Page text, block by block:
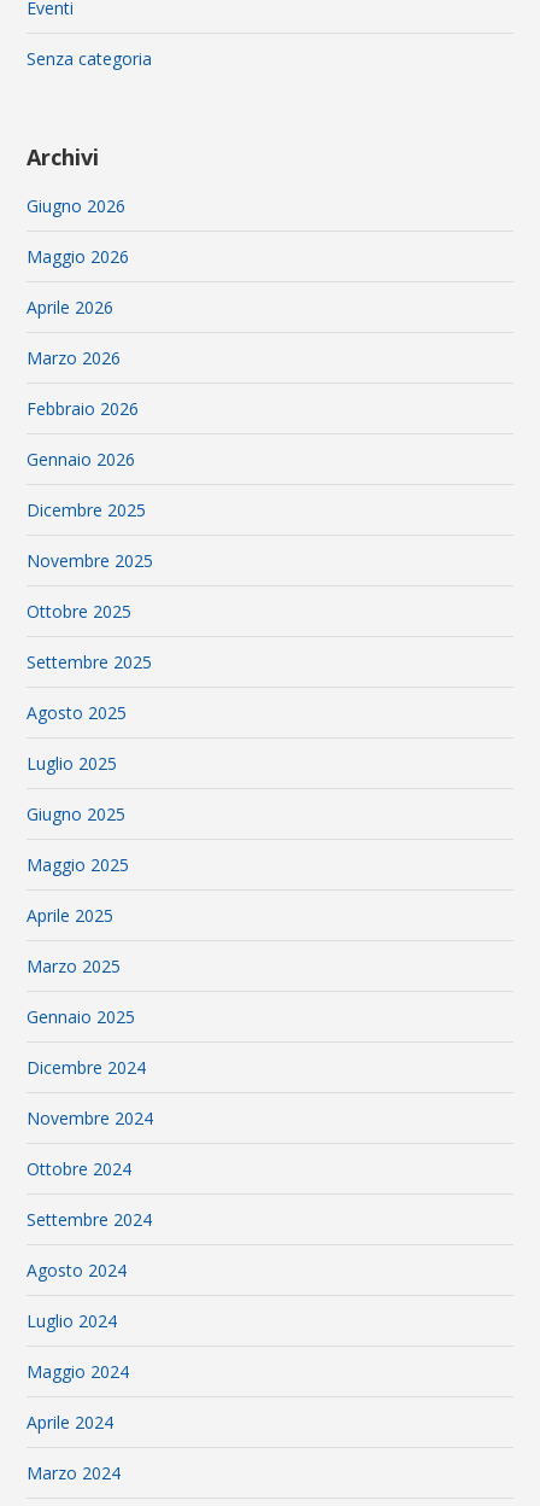
Eventi
Senza categoria
Archivi
Giugno 2026
Maggio 2026
Aprile 2026
Marzo 2026
Febbraio 2026
Gennaio 2026
Dicembre 2025
Novembre 2025
Ottobre 2025
Settembre 2025
Agosto 2025
Luglio 2025
Giugno 2025
Maggio 2025
Aprile 2025
Marzo 2025
Gennaio 2025
Dicembre 2024
Novembre 2024
Ottobre 2024
Settembre 2024
Agosto 2024
Luglio 2024
Maggio 2024
Aprile 2024
Marzo 2024